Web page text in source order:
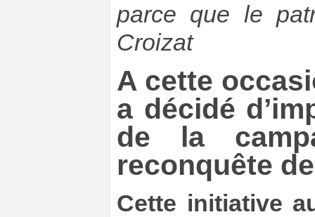
parce que le
Croizat
A cette
a décidé
de la
reconquête
Cette initiative